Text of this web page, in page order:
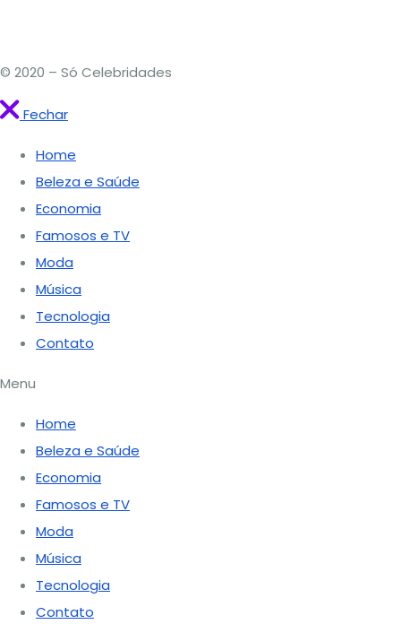
© 2020 – Só Celebridades
Fechar
Home
Beleza e Saúde
Economia
Famosos e TV
Moda
Música
Tecnologia
Contato
Menu
Home
Beleza e Saúde
Economia
Famosos e TV
Moda
Música
Tecnologia
Contato